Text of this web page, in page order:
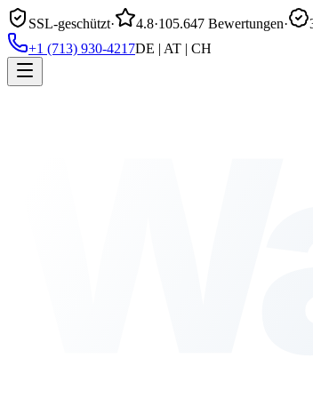
SSL-geschützt· 4.8·105.647 Bewertungen·
+1 (713) 930-4217DE | AT | CH